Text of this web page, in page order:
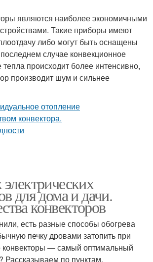
являются наиболее экономичными
Такие приборы имеют
либо могут быть оснащены
случае конвекционное
происходит более интенсивно,
производит шум и сильнее
для дома и дачи.
конвекторов
есть разные способы обогрева
печку дровами затопить при
конвекторы — самый оптимальный
Рассказываем по пунктам.